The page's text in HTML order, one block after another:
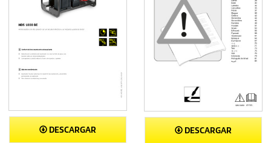
DESCARGAR DESCARGAR